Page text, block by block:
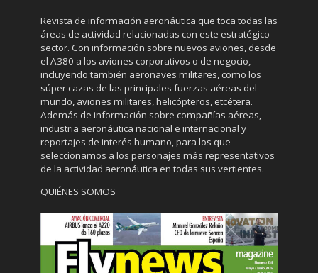
Revista de información aeronáutica que toca todas las
áreas de actividad relacionadas con este estratégico
sector. Con información sobre nuevos aviones, desde
el A380 a los aviones corporativos o de negocio,
incluyendo también aeronaves militares, como los
súper cazas de las principales fuerzas aéreas del
mundo, aviones militares, helicópteros, etcétera.
Además de información sobre compañías aéreas,
industria aeronáutica nacional e internacional y
reportajes de interés humano, para los que
seleccionamos a los personajes más representativos
de la actividad aeronáutica en todas sus vertientes.
QUIÉNES SOMOS